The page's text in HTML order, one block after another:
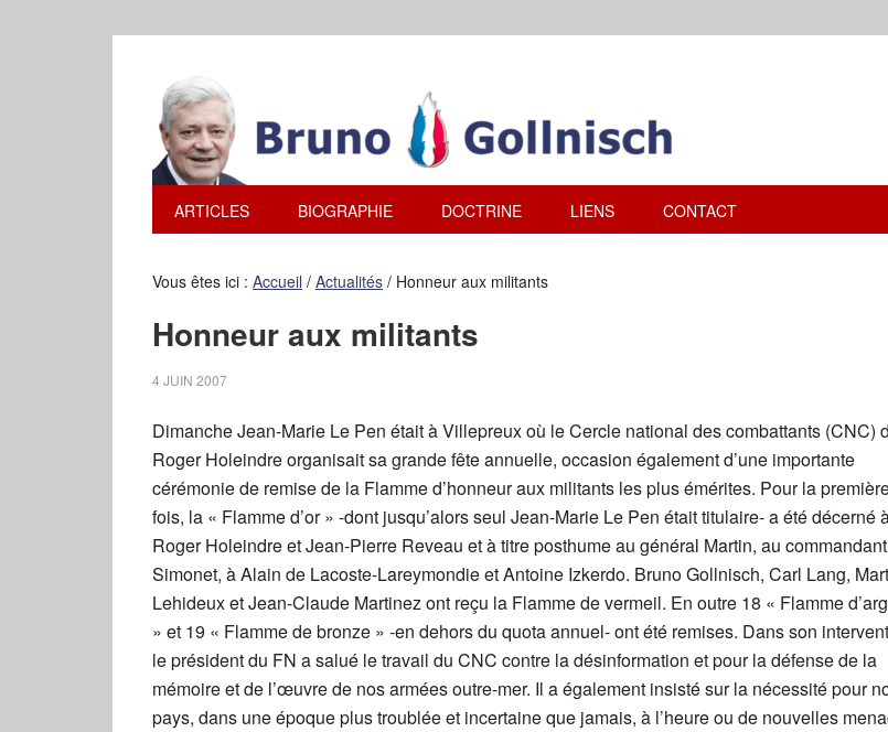
ARTICLES BIOGRAPHIE DOCTRINE LIENS CONTACT
Vous êtes ici : Accueil / Actualités / Honneur aux militants
Honneur aux militants
4 JUIN 2007
Dimanche Jean-Marie Le Pen était à Villepreux où le Cercle national des combattants (CNC)
Roger Holeindre organisait sa grande fête annuelle, occasion également d’une importante
cérémonie de remise de la Flamme d’honneur aux militants les plus émérites. Pour la
fois, la « Flamme d’or » -dont jusqu’alors seul Jean-Marie Le Pen était titulaire- a été décerné
Roger Holeindre et Jean-Pierre Reveau et à titre posthume au général Martin, au commandant
Simonet, à Alain de Lacoste-Lareymondie et Antoine Izkerdo. Bruno Gollnisch, Carl Lang,
Lehideux et Jean-Claude Martinez ont reçu la Flamme de vermeil. En outre 18 « Flamme
» et 19 « Flamme de bronze » -en dehors du quota annuel- ont été remises. Dans son
le président du FN a salué le travail du CNC contre la désinformation et pour la défense de la
mémoire et de l’œuvre de nos armées outre-mer. Il a également insisté sur la nécessité pour
pays, dans une époque plus troublée et incertaine que jamais, à l’heure ou de nouvelles